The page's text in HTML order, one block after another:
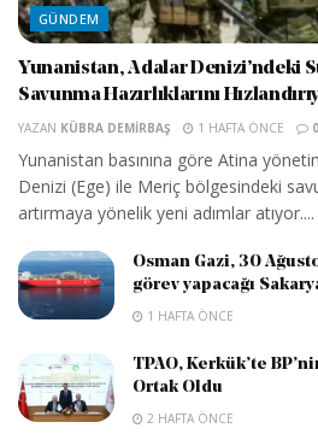
GÜNDEM
Yunanistan, Adalar Denizi’ndeki
Savunma Hazırlıklarını
YAZAN KÜBRA DEMIRBAŞ 1 HAFTA ÖNCE 0
Yunanistan basınına göre Atina
Denizi (Ege) ile Meriç bölgesindeki
artırmaya yönelik yeni adımlar atıyor....
Osman Gazi, 30
görev yapacağı
1 HAFTA ÖNCE
TPAO, Kerkük’te
Ortak Oldu
2 HAFTA ÖNCE